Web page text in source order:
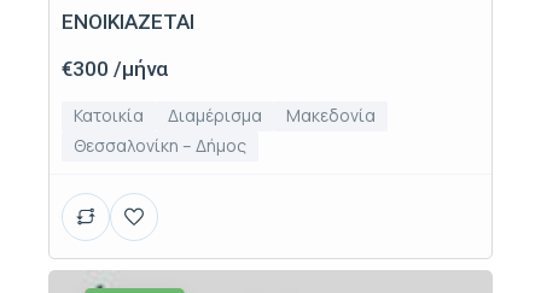
ΕΝΟΙΚΙΑΖΕΤΑΙ
€300 /μήνα
Κατοικία Διαμέρισμα
Μακεδονία
Θεσσαλονίκη – Δήμος